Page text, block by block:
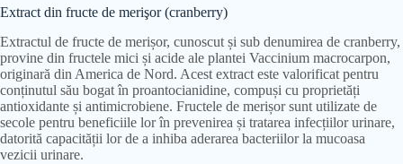
Extract din fructe de merişor (cranberry)
Extractul de fructe de merișor, cunoscut și sub denumirea de cranberry,
provine din fructele mici și acide ale plantei Vaccinium macrocarpon,
originară din America de Nord. Acest extract este valorificat pentru
conținutul său bogat în proantocianidine, compuși cu proprietăți
antioxidante și antimicrobiene. Fructele de merișor sunt utilizate de
secole pentru beneficiile lor în prevenirea și tratarea infecțiilor urinare,
datorită capacității lor de a inhiba aderarea bacteriilor la mucoasa
vezicii urinare.